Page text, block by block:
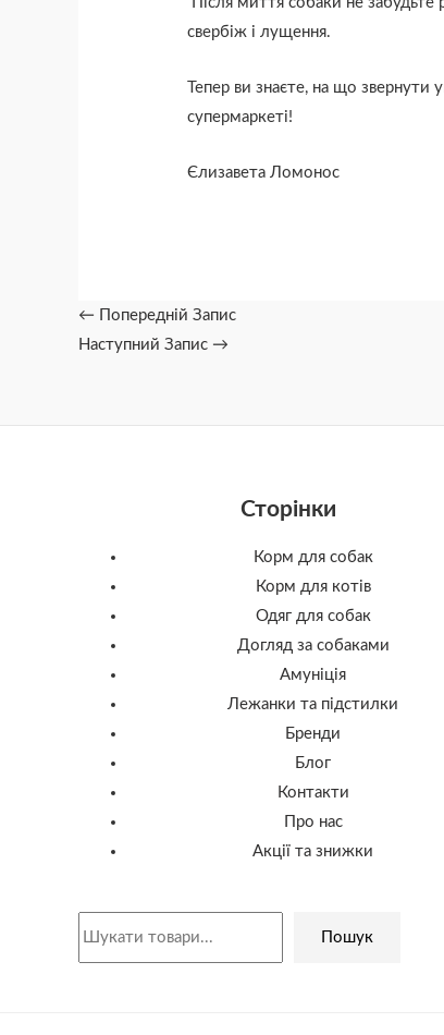
свербіж і лущення.
Тепер ви знаєте, на що
супермаркеті!
Єлизавета Ломонос
← Попередній Запис
Наступний Запис →
Сторінки
Корм для собак
Корм для котів
Одяг для собак
Догляд за собаками
Амуніція
Лежанки та підстилки
Бренди
Блог
Контакти
Про нас
Акції та знижки
Пошук